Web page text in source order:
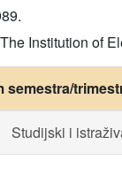
Institution of
semestra/
Studijski i